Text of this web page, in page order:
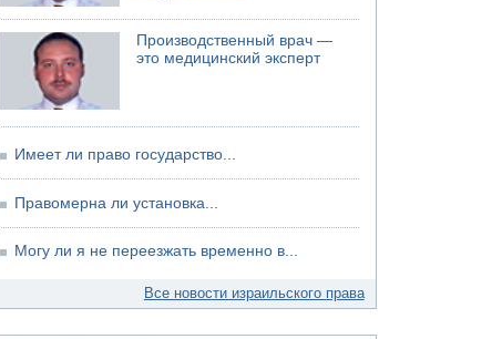
Производственный врач —
это медицинский эксперт
Имеет ли право государство...
Правомерна ли установка...
Могу ли я не переезжать временно в...
Все новости израильского права